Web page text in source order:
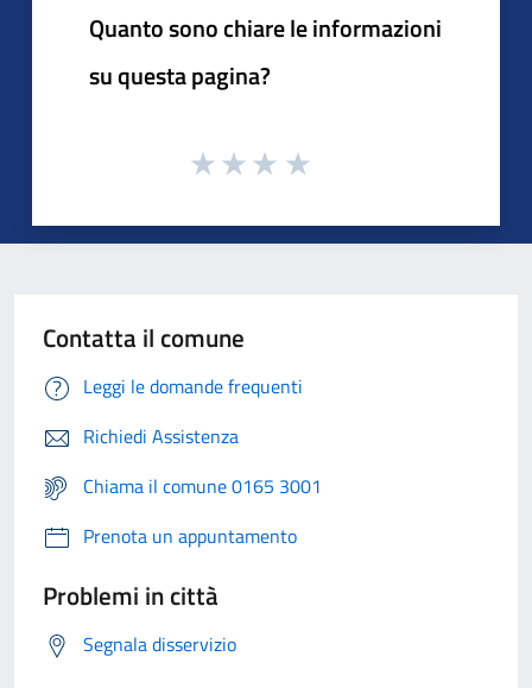
Quanto sono chiare le informazioni
su questa pagina?
Contatta il comune
Leggi le domande frequenti
Richiedi Assistenza
Chiama il comune 0165 3001
Prenota un appuntamento
Problemi in città
Segnala disservizio